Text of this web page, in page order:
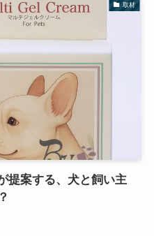
取材
提案する、犬と飼い主